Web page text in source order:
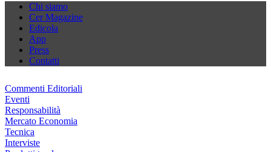
Chi siamo
Cer Magazine
Edicola
App
Press
Contatti
Commenti Editoriali
Eventi
Responsabilità
Mercato Economia
Tecnica
Interviste